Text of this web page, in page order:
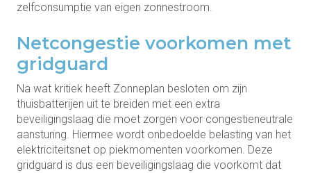
zelfconsumptie van eigen zonnestroom.
Netcongestie voorkomen met
gridguard
Na wat kritiek heeft Zonneplan besloten om zijn
thuisbatterijen uit te breiden met een extra
beveiligingslaag die moet zorgen voor congestieneutrale
aansturing. Hiermee wordt onbedoelde belasting van het
elektriciteitsnet op piekmomenten voorkomen. Deze
gridguard is dus een beveiligingslaag die voorkomt dat